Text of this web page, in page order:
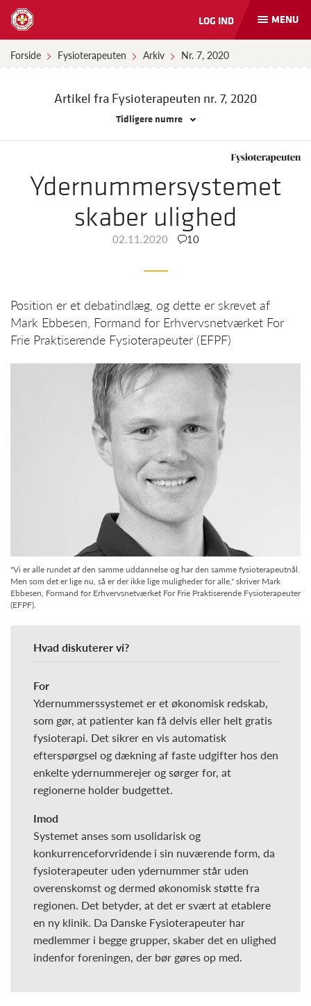
Åbn
og
MENU
LOG IND
Forside Fysioterapeuten Arkiv Nr. 7, 2020
Artikel fra Fysioterapeuten nr. 7, 2020
Tidligere numre
Ydernummersystemet
skaber ulighed
02.11.2020 10
Position er et debatindlæg, og dette er skrevet af
Mark Ebbesen, Formand for Erhvervsnetværket For
Frie Praktiserende Fysioterapeuter (EFPF)
"Vi er alle rundet af den samme uddannelse og har den samme fysioterapeutnål.
Men som det er lige nu, så er der ikke lige muligheder for alle," skriver Mark
Ebbesen, Formand for Erhvervsnetværket For Frie Praktiserende Fysioterapeuter
(EFPF).
Hvad diskuterer vi?
For
Ydernummerssystemet er et økonomisk redskab,
som gør, at patienter kan få delvis eller helt gratis
fysioterapi. Det sikrer en vis automatisk
efterspørgsel og dækning af faste udgifter hos den
enkelte ydernummerejer og sørger for, at
regionerne holder budgettet.
Imod
Systemet anses som usolidarisk og
konkurrenceforvridende i sin nuværende form, da
fysioterapeuter uden ydernummer står uden
overenskomst og dermed økonomisk støtte fra
regionen. Det betyder, at det er svært at etablere
en ny klinik. Da Danske Fysioterapeuter har
medlemmer i begge grupper, skaber det en ulighed
indenfor foreningen, der bør gøres op med.